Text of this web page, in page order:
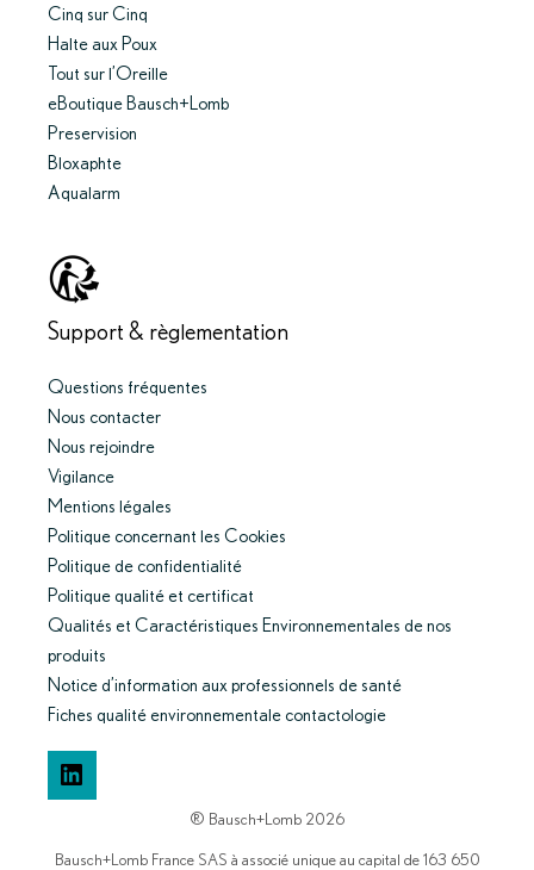
Cinq sur Cinq
Halte aux Poux
Tout sur l’Oreille
eBoutique Bausch+Lomb
Preservision
Bloxaphte
Aqualarm
Support & règlementation
Questions fréquentes
Nous contacter
Nous rejoindre
Vigilance
Mentions légales
Politique concernant les Cookies
Politique de confidentialité
Politique qualité et certificat
Qualités et Caractéristiques Environnementales de nos
produits
Notice d’information aux professionnels de santé
Fiches qualité environnementale contactologie
LinkedIn
® Bausch+Lomb 2026
Bausch+Lomb France SAS à associé unique au capital de 163 650